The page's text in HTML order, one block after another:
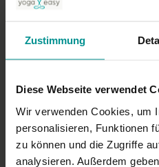
Zustimmung
Diese Webseite verwendet
Wir verwenden Cookies, um
personalisieren, Funktionen
zu können und die Zugriffe
analysieren. Außerdem
Eine gute Abfolge und Flow.
Ausführung nicht synchron.
gewesen,gut zu folgen und
Mehr